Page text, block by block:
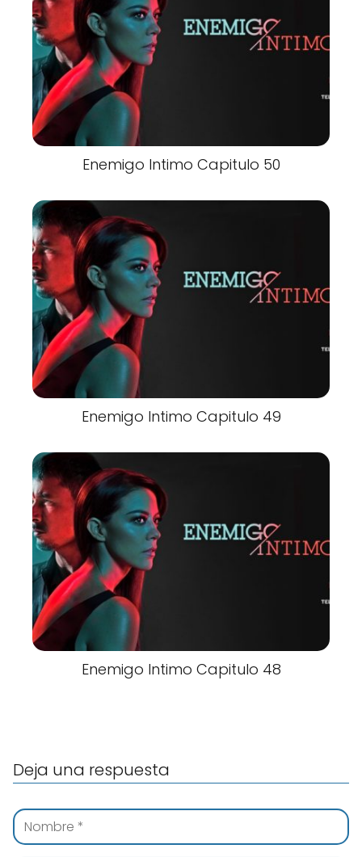
Enemigo Intimo Capitulo 50
Enemigo Intimo Capitulo 49
Enemigo Intimo Capitulo 48
Deja una respuesta